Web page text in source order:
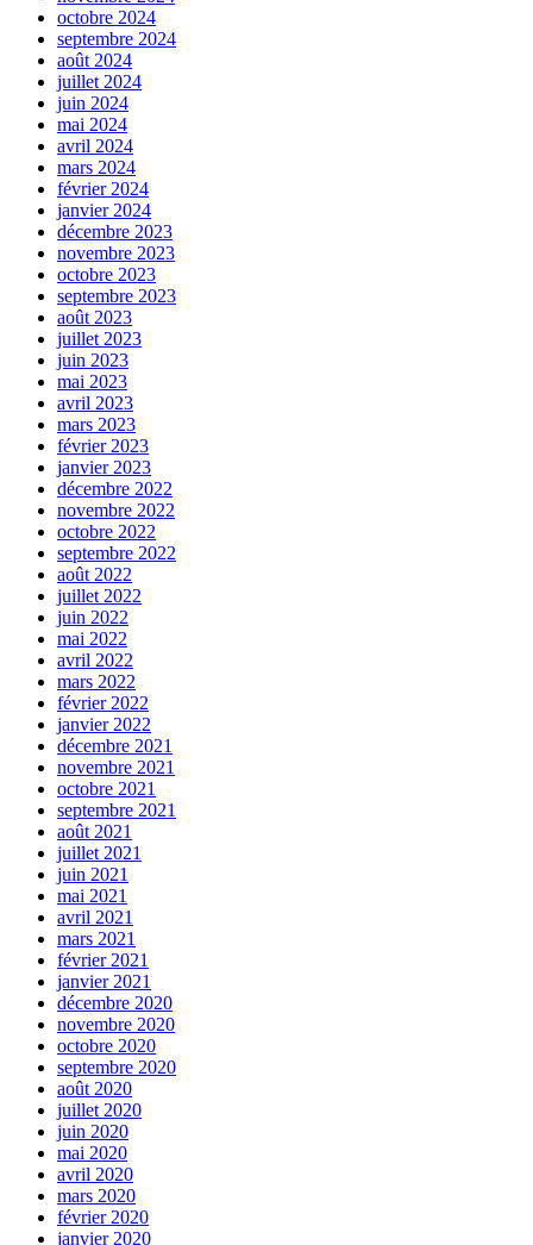
octobre 2024
septembre 2024
août 2024
juillet 2024
juin 2024
mai 2024
avril 2024
mars 2024
février 2024
janvier 2024
décembre 2023
novembre 2023
octobre 2023
septembre 2023
août 2023
juillet 2023
juin 2023
mai 2023
avril 2023
mars 2023
février 2023
janvier 2023
décembre 2022
novembre 2022
octobre 2022
septembre 2022
août 2022
juillet 2022
juin 2022
mai 2022
avril 2022
mars 2022
février 2022
janvier 2022
décembre 2021
novembre 2021
octobre 2021
septembre 2021
août 2021
juillet 2021
juin 2021
mai 2021
avril 2021
mars 2021
février 2021
janvier 2021
décembre 2020
novembre 2020
octobre 2020
septembre 2020
août 2020
juillet 2020
juin 2020
mai 2020
avril 2020
mars 2020
février 2020
janvier 2020